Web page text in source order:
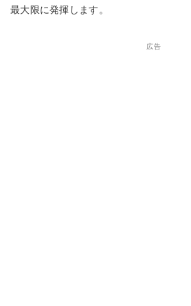
最大限に発揮します。
広告